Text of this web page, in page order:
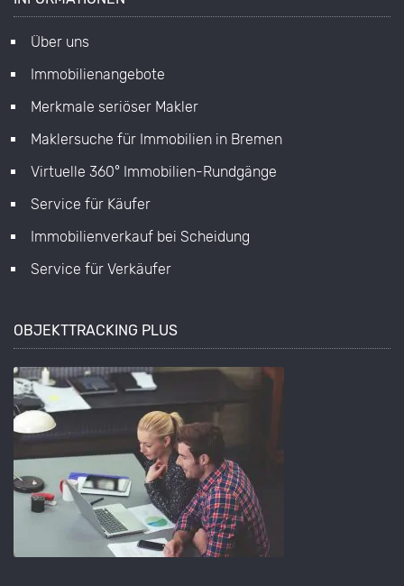
Über uns
Immobilienangebote
Merkmale seriöser Makler
Maklersuche für Immobilien in Bremen
Virtuelle 360° Immobilien-Rundgänge
Service für Käufer
Immobilienverkauf bei Scheidung
Service für Verkäufer
OBJEKTTRACKING PLUS